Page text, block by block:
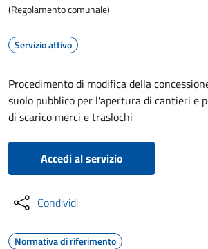
(Regolamento comunale)
Servizio attivo
Procedimento di modifica della
suolo pubblico per l'apertura di cantieri e
di scarico merci e traslochi
Accedi al servizio
Condividi
Normativa di riferimento